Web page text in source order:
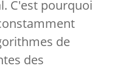
C'est pourquoi
de
des